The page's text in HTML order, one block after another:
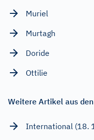
Muriel
Murtagh
Doride
Ottilie
Weitere Artikel aus
International (18.